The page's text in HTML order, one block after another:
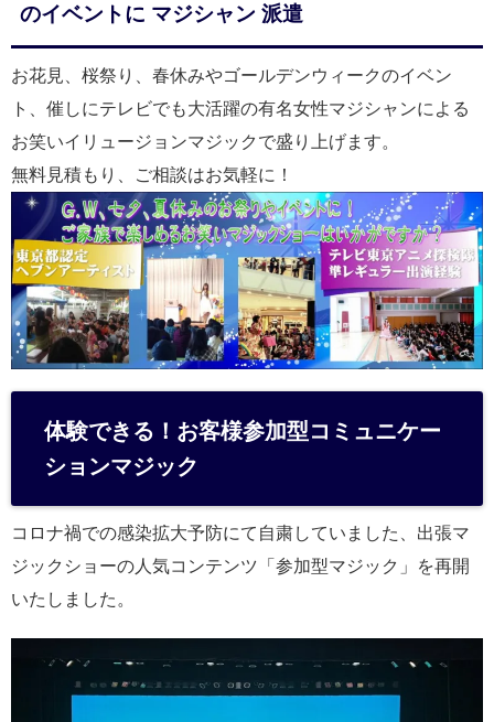
のイベントに マジシャン 派遣
お花見、桜祭り、春休みやゴールデンウィークのイベン
ト、催しにテレビでも大活躍の有名女性マジシャンによる
お笑いイリュージョンマジックで盛り上げます。
無料見積もり、ご相談はお気軽に！
体験できる！お客様参加型コミュニケー
ションマジック
コロナ禍での感染拡大予防にて自粛していました、出張マ
ジックショーの人気コンテンツ「参加型マジック」を再開
いたしました。